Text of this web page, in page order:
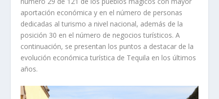
aportación económica y en el número de personas
dedicadas al turismo a nivel nacional, además de la
posición 30 en el número de negocios turísticos. A
continuación, se presentan los puntos a destacar de la
evolución económica turística de Tequila en los últimos
años.